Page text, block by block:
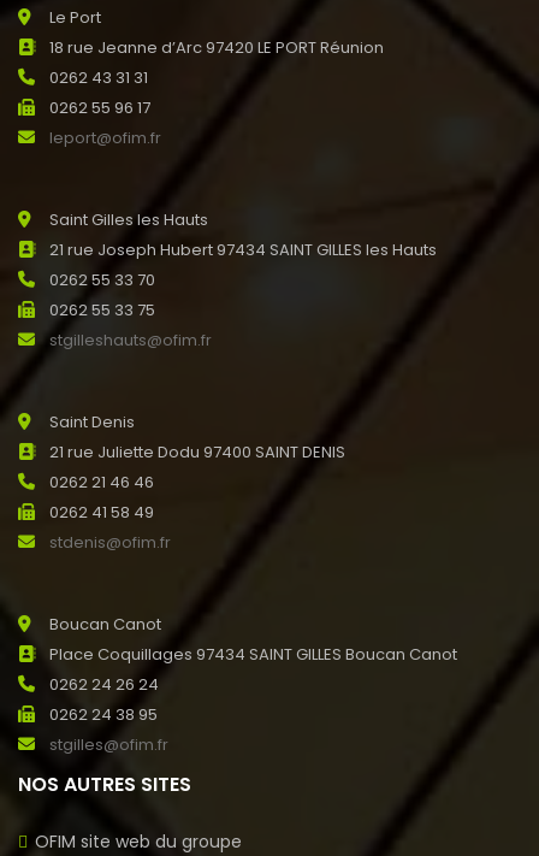
Le Port
18 rue Jeanne d’Arc 97420 LE PORT Réunion
0262 43 31 31
0262 55 96 17
leport@ofim.fr
Saint Gilles les Hauts
21 rue Joseph Hubert 97434 SAINT GILLES les Hauts
0262 55 33 70
0262 55 33 75
stgilleshauts@ofim.fr
Saint Denis
21 rue Juliette Dodu 97400 SAINT DENIS
0262 21 46 46
0262 41 58 49
stdenis@ofim.fr
Boucan Canot
Place Coquillages 97434 SAINT GILLES Boucan Canot
0262 24 26 24
0262 24 38 95
stgilles@ofim.fr
NOS AUTRES SITES
OFIM site web du groupe